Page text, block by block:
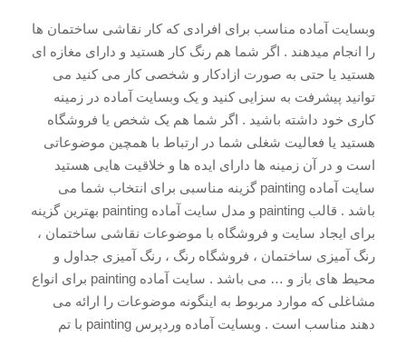
وبسایت آماده مناسب برای افرادی که کار نقاشی ساختمان ها
را انجام میدهند . اگر شما هم رنگ کار هستید و دارای مغازه ای
هستید یا حتی به صورت ازادکار و شخصی کار می کنید می
توانید پیشرفت به سزایی کنید و یک وبسایت آماده در زمینه
کاری خود داشته باشید . اگر شما هم یک شخص یا فروشگاه
هستید یا فعالیت شغلی شما در ارتباط با همچین موضوعاتی
است و در آن زمینه ها دارای ایده ها و خلاقیت هایی هستید
سایت آماده painting گزینه مناسبی برای انتخاب شما می
باشد . قالب painting و مدل سایت آماده painting بهترین گزینه
برای ایجاد سایت و فروشگاه با موضوعات نقاشی ساختمان ،
رنگ آمیزی ساختمان ، فروشگاه رنگ ، رنگ آمیزی جداول و
محیط های باز و … می باشد . سایت آماده painting برای انواع
مشاغلی که موارد مربوط به اینگونه موضوعات را ارائه می
دهند مناسب است . وبسایت آماده وردپرس painting با تم